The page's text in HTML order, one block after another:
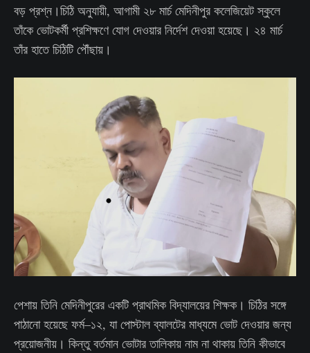
বড় প্রশ্ন।চিঠি অনুযায়ী, আগামী ২৮ মার্চ মেদিনীপুর কলেজিয়েট স্কুলে
তাঁকে ভোটকর্মী প্রশিক্ষণে যোগ দেওয়ার নির্দেশ দেওয়া হয়েছে। ২৪ মার্চ
তাঁর হাতে চিঠিটি পৌঁছায়।
পেশায় তিনি মেদিনীপুরের একটি প্রাথমিক বিদ্যালয়ের শিক্ষক। চিঠির সঙ্গে
পাঠানো হয়েছে ফর্ম–১২, যা পোস্টাল ব্যালটের মাধ্যমে ভোট দেওয়ার জন্য
প্রয়োজনীয়। কিন্তু বর্তমান ভোটার তালিকায় নাম না থাকায় তিনি কীভাবে